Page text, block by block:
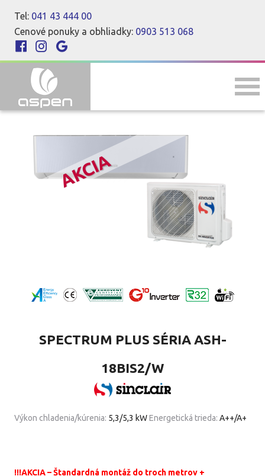
Tel: 041 43 444 00
Cenové ponuky a obhliadky: 0903 513 068
AKCIA
SPECTRUM PLUS SÉRIA ASH-
18BIS2/W
Výkon chladenia/kúrenia: 5,3/5,3 kWEnergetická trieda: A++/A+
!!!AKCIA – Štandardná montáž do troch metrov +